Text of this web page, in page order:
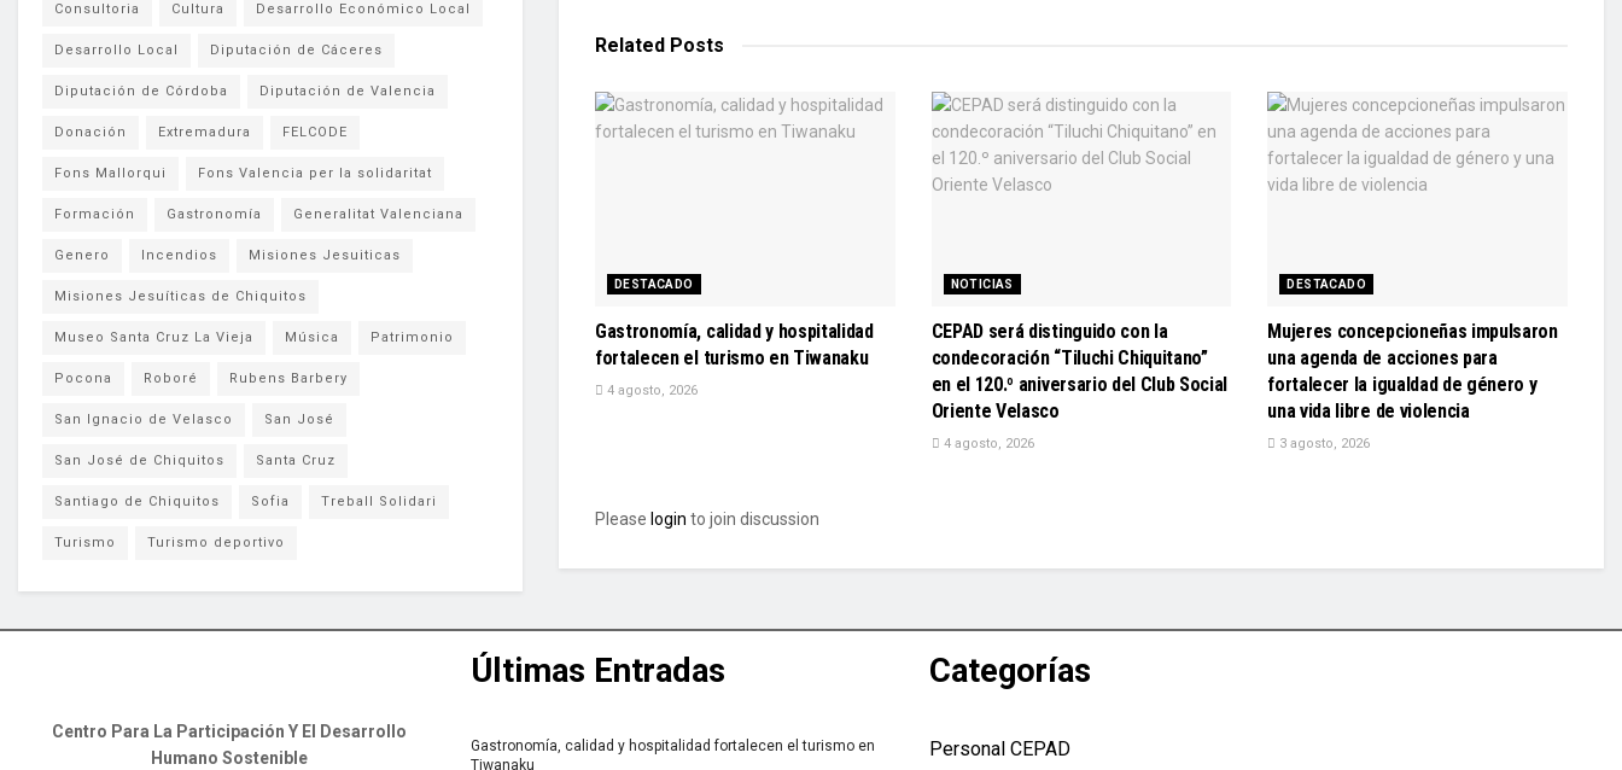
Related Posts
DESTACADO
Gastronomía, calidad y hospitalidad
fortalecen el turismo en Tiwanaku
4 agosto, 2026
NOTICIAS
CEPAD será distinguido con la
condecoración “Tiluchi Chiquitano”
en el 120.º aniversario del Club Social
Oriente Velasco
4 agosto, 2026
DESTACADO
Mujeres concepcioneñas impulsaron
una agenda de acciones para
fortalecer la igualdad de género y
una vida libre de violencia
3 agosto, 2026
Please login to join discussion
Consultoria Cultura Desarrollo Económico Local
Desarrollo Local Diputación de Cáceres
Diputación de Córdoba Diputación de Valencia
Donación Extremadura FELCODE
Fons Mallorqui Fons Valencia per la solidaritat
Formación Gastronomía Generalitat Valenciana
Genero Incendios Misiones Jesuiticas
Misiones Jesuíticas de Chiquitos
Museo Santa Cruz La Vieja Música Patrimonio
Pocona Roboré Rubens Barbery
San Ignacio de Velasco San José
San José de Chiquitos Santa Cruz
Santiago de Chiquitos Sofia Treball Solidari
Turismo Turismo deportivo
Centro Para La Participación Y El Desarrollo
Humano Sostenible
Últimas Entradas
Gastronomía, calidad y hospitalidad fortalecen el turismo en
Tiwanaku
Categorías
Personal CEPAD